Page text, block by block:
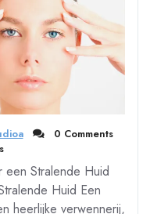
0 Comments
een Stralende Huid
Huid Een
heerlijke verwennerij,